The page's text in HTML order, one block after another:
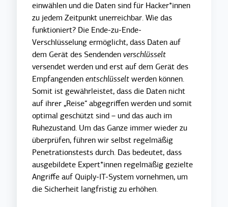
einwählen und die Daten sind für Hacker*innen
zu jedem Zeitpunkt unerreichbar. Wie das
funktioniert? Die Ende-zu-Ende-
Verschlüsselung ermöglicht, dass Daten auf
dem Gerät des Sendendenverschlüsselt
versendet werden und erst auf dem Gerät des
Empfangendenentschlüsselt werden können.
Somit ist gewährleistet, dass die Daten nicht
auf ihrer „Reise“ abgegriffen werden und somit
optimal geschützt sind – und das auch im
Ruhezustand. Um das Ganze immer wieder zu
überprüfen, führen wir selbst regelmäßig
Penetrationstests durch. Das bedeutet, dass
ausgebildete Expert*innen regelmäßig gezielte
Angriffe auf Quiply-IT-System vornehmen, um
die Sicherheit langfristig zu erhöhen.